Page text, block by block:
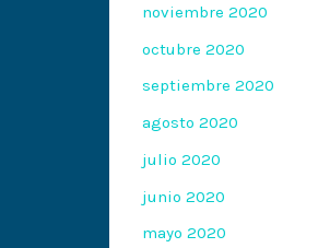
noviembre 2020
octubre 2020
septiembre 2020
agosto 2020
julio 2020
junio 2020
mayo 2020